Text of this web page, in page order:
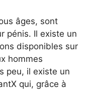
âges, sont
pénis. Il existe un
disponibles sur
hommes
peu, il existe un
qui, grâce à